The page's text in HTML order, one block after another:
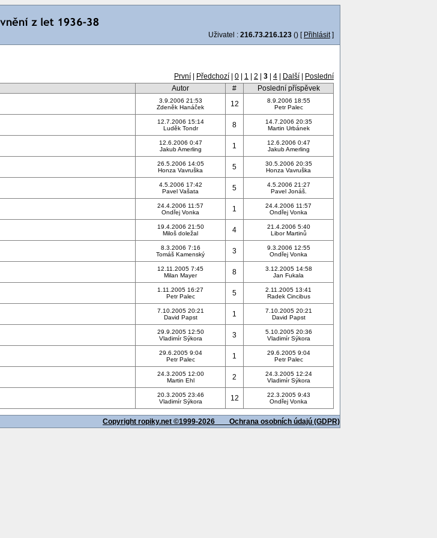
Uživatel : 216.73.216.123 () [ Přihlásit]
První Předchozí 0 1 2 3 4 Další Poslední
Autor #
Poslední příspěvek
3.9.2006 21:53
Zdeněk Hanáček
12
8.9.2006 18:55
Petr Palec
12.7.2006 15:14
Luděk Tondr
8
14.7.2006 20:35
Martin Urbánek
12.6.2006 0:47
Jakub Amerling
1
12.6.2006 0:47
Jakub Amerling
26.5.2006 14:05
Honza Vavruška
5
30.5.2006 20:35
Honza Vavruška
4.5.2006 17:42
Pavel Vašata
5
4.5.2006 21:27
Pavel Jonáš.
24.4.2006 11:57
Ondřej Vonka
1
24.4.2006 11:57
Ondřej Vonka
19.4.2006 21:50
Miloš doležal
4
21.4.2006 5:40
Libor Martinů
8.3.2006 7:16
Tomáš Kamenský
3
9.3.2006 12:55
Ondřej Vonka
12.11.2005 7:45
Milan Mayer
8
3.12.2005 14:58
Jan Fukala
1.11.2005 16:27
Petr Palec
5
2.11.2005 13:41
Radek Cincibus
7.10.2005 20:21
David Papst
1
7.10.2005 20:21
David Papst
29.9.2005 12:50
Vladimír Sýkora
3
5.10.2005 20:36
Vladimír Sýkora
29.6.2005 9:04
Petr Palec
1
29.6.2005 9:04
Petr Palec
24.3.2005 12:00
Martin Ehl
2
24.3.2005 12:24
Vladimír Sýkora
20.3.2005 23:46
Vladimír Sýkora
12
22.3.2005 9:43
Ondřej Vonka
Copyright ropiky.net ©1999-2026 Ochrana osobních údajú (GDPR)